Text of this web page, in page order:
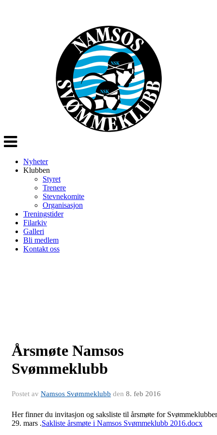
Veksle
navigasjon
Nyheter
Klubben
Styret
Trenere
Stevnekomite
Organisasjon
Treningstider
Filarkiv
Galleri
Bli medlem
Kontakt oss
Årsmøte Namsos
Svømmeklubb
Postet av Namsos Svømmeklubb den 8. feb 2016
Her finner du invitasjon og saksliste til årsmøte for
29. mars .Sakliste årsmøte i Namsos Svømmeklubb 2016.docx